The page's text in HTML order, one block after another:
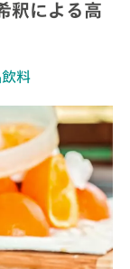
釈による高
料